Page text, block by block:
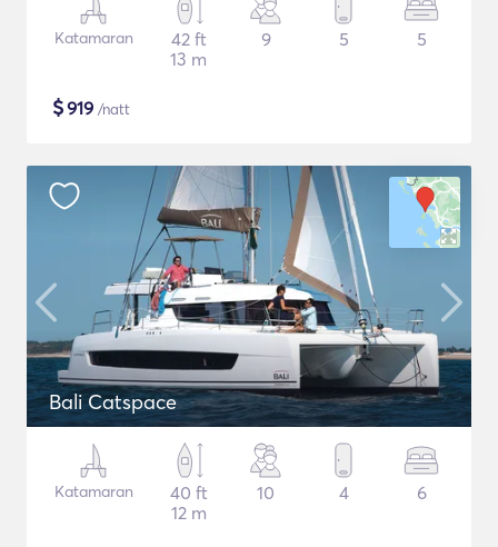
Katamaran
42 ft
13 m
9 5 5
$919 /natt
Bali Catspace
Katamaran
40 ft
12 m
10 4 6